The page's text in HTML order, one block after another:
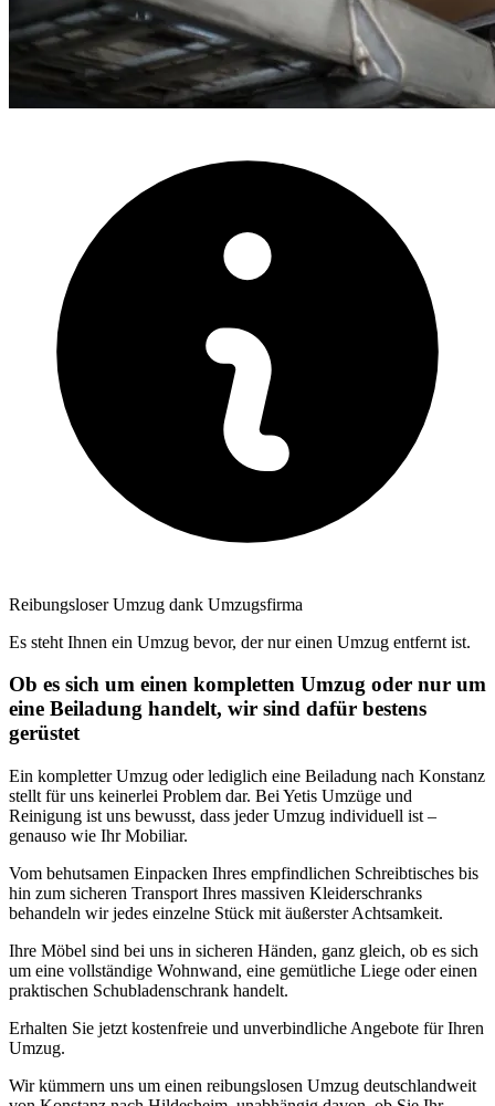
Reibungsloser Umzug dank Umzugsfirma
Es steht Ihnen ein Umzug bevor, der nur einen Umzug entfernt ist.
Ob es sich um einen kompletten Umzug oder nur um
eine Beiladung handelt, wir sind dafür bestens
gerüstet
Ein kompletter Umzug oder lediglich eine Beiladung nach Konstanz
stellt für uns keinerlei Problem dar. Bei Yetis Umzüge und
Reinigung ist uns bewusst, dass jeder Umzug individuell ist –
genauso wie Ihr Mobiliar.
Vom behutsamen Einpacken Ihres empfindlichen Schreibtisches bis
hin zum sicheren Transport Ihres massiven Kleiderschranks
behandeln wir jedes einzelne Stück mit äußerster Achtsamkeit.
Ihre Möbel sind bei uns in sicheren Händen, ganz gleich, ob es sich
um eine vollständige Wohnwand, eine gemütliche Liege oder einen
praktischen Schubladenschrank handelt.
Erhalten Sie jetzt kostenfreie und unverbindliche Angebote für Ihren
Umzug.
Wir kümmern uns um einen reibungslosen Umzug deutschlandweit